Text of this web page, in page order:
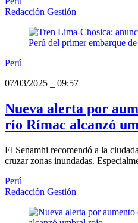
Redacción Gestión
Perú
07/03/2025
09:57
Nueva alerta por
río Rímac alcanzó
El Senamhi recomendó a la
cruzar zonas inundadas.
Perú
Redacción Gestión